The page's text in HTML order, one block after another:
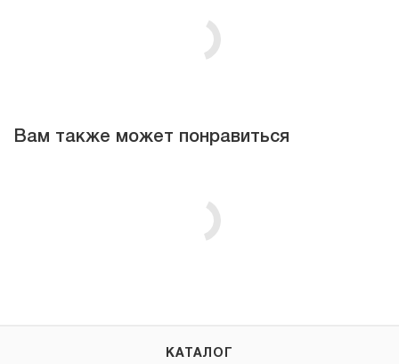
Вам также может понравиться
КАТАЛОГ